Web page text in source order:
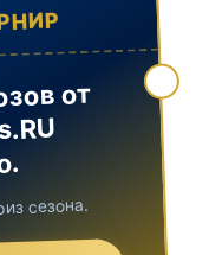
от
сезона.